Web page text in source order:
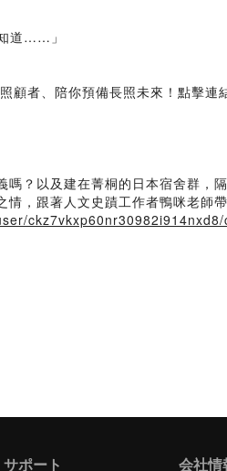
道……」
者、陪你預備長照未來！點擊連
？以及建在菁桐的日本宿舍群
，跟著人文史蹟工作者鴨咪老師
ckz7vkxp60nr30982i914nxd8/
サポート 会社情